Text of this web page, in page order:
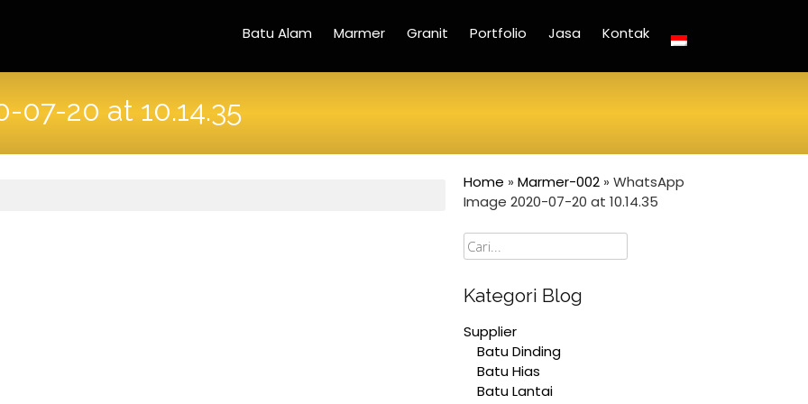
Batu Alam Marmer Granit Portfolio Jasa Kontak
07-20 at 10.14.35
Home » Marmer-002 » WhatsApp
Image 2020-07-20 at 10.14.35
Cari
Kategori Blog
Supplier
Batu Dinding
Batu Hias
Batu Lantai